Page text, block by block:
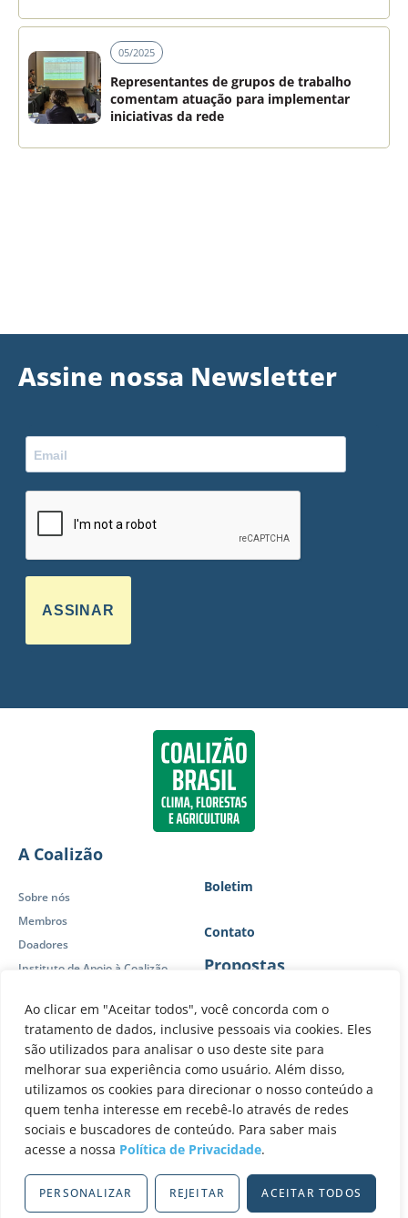
Ao clicar em "Aceitar todos", você concorda com o
tratamento de dados, inclusive pessoais via cookies. Eles
são utilizados para analisar o uso deste site para
melhorar sua experiência como usuário. Além disso,
utilizamos os cookies para direcionar o nosso conteúdo a
quem tenha interesse em recebê-lo através de redes
sociais e buscadores de conteúdo. Para saber mais
acesse a nossa Política de Privacidade.
PERSONALIZAR REJEITAR ACEITAR TODOS
05/2025
Representantes de grupos de trabalho
comentam atuação para implementar
iniciativas da rede
Assine nossa Newsletter
ASSINAR
A Coalizão
Sobre nós
Membros
Doadores
Instituto de Apoio à Coalizão
Propostas
Posicionamentos
Publicações
Brasil sem desmatamento
O Brasil que vem
Visão 2030-2050
Atuação
Forças-Tarefa
Painel de Controle
Atuação Internacional
Boletim
Contato